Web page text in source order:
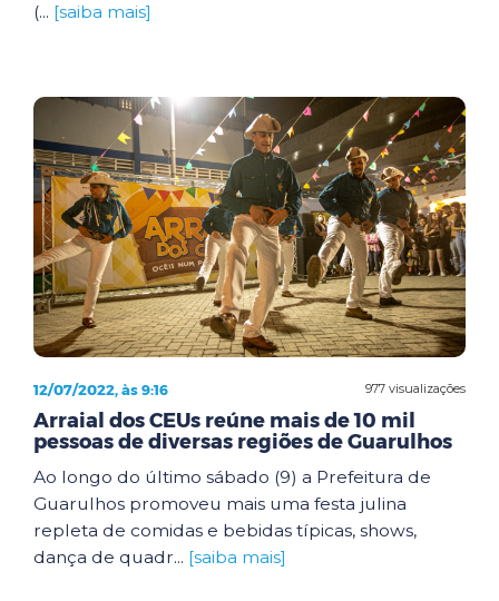
(... [saiba mais]
977 visualizações
12/07/2022, às 9:16
Arraial dos CEUs reúne mais de 10 mil
pessoas de diversas regiões de Guarulhos
Ao longo do último sábado (9) a Prefeitura de
Guarulhos promoveu mais uma festa julina
repleta de comidas e bebidas típicas, shows,
dança de quadr... [saiba mais]